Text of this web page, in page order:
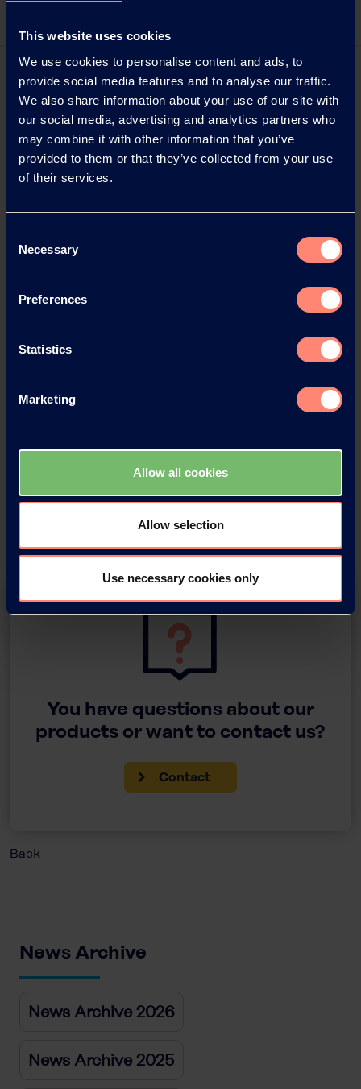
This website uses cookies
We use cookies to personalise content and ads, to
provide social media features and to analyse our traffic.
We also share information about your use of our site with
our social media, advertising and analytics partners who
may combine it with other information that you’ve
provided to them or that they’ve collected from your use
of their services.
Selection
Necessary
Preferences
Statistics
Marketing
Allow all cookies
Allow selection
Use necessary cookies only
You have questions about our
products or want to contact us?
Contact
Back
News Archive
News Archive 2026
News Archive 2025